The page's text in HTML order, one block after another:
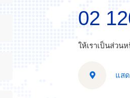
02
ให้เราเป็นส่วน
แส